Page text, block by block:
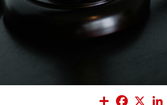
Share Facebook